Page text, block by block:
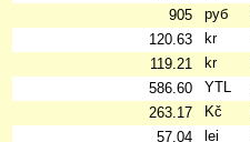
905
руб
120.63
kr
119.21
kr
586.60
YTL
263.17
Kč
57.04
lei